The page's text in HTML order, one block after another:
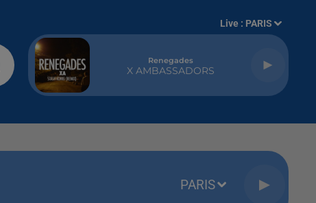
Live : PARIS
Renegades
X AMBASSADORS
PARIS